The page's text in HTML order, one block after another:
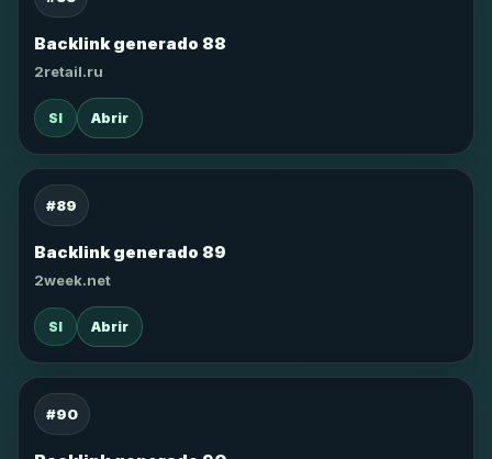
Backlink generado 88
2retail.ru
SI Abrir
#89
Backlink generado 89
2week.net
SI Abrir
#90